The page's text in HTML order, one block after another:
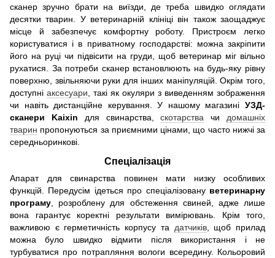
сканер зручно брати на виїзди, де треба швидко оглядати
десятки тварин. У ветеринарній клініці він також заощаджує
місце й забезпечує комфортну роботу. Пристроєм легко
користуватися і в приватному господарстві: можна закріпити
його на руці чи підвісити на груди, щоб ветеринар міг вільно
рухатися. За потреби сканер встановлюють на будь-яку рівну
поверхню, звільняючи руки для інших маніпуляцій. Окрім того,
доступні аксесуари , такі як окуляри з виведенням зображення
чи навіть дистанційне керування. У нашому магазині УЗД-
сканери Kaixin для свинарства,скотарства чи домашніх
тварин пропонуються за приємними цінами, що часто нижчі за
середньоринкові.
Спеціалізація
Апарат для свинарства повинен мати низку особливих
функцій. Передусім ідеться про спеціалізовану ветеринарну
програму , розроблену для обстеження свиней, адже лише
вона гарантує коректні результати вимірювань. Крім того,
важливою є герметичність корпусу та датчиків, щоб прилад
можна було швидко відмити після використання і не
турбуватися про потрапляння вологи всередину. Кольоровий